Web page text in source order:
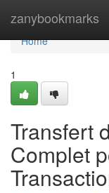
zanybookmarks
Home
Home
1
Transfert
Complet